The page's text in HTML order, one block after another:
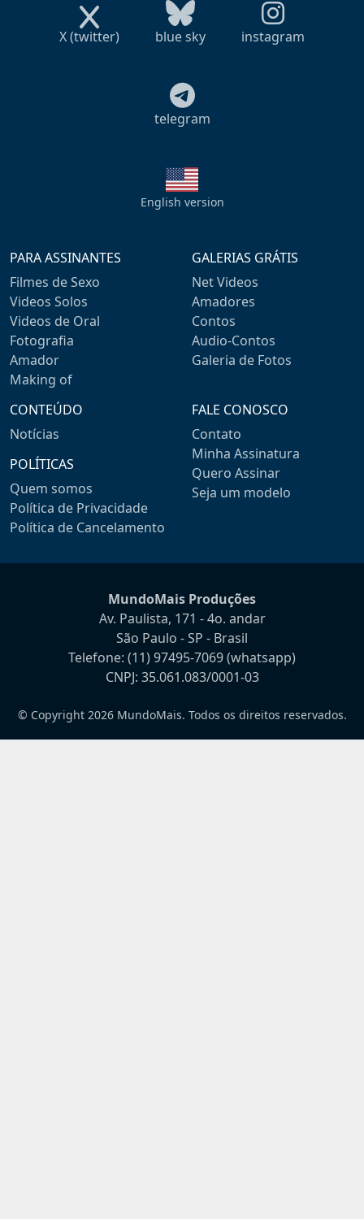
X (twitter) blue sky instagram
telegram
English version
PARA ASSINANTES
Filmes de Sexo
Videos Solos
Videos de Oral
Fotografia
Amador
Making of
GALERIAS GRÁTIS
Net Videos
Amadores
Contos
Audio-Contos
Galeria de Fotos
CONTEÚDO
Notícias
POLÍTICAS
Quem somos
Política de Privacidade
Política de Cancelamento
FALE CONOSCO
Contato
Minha Assinatura
Quero Assinar
Seja um modelo
MundoMais Produções
Av. Paulista, 171 - 4o. andar
São Paulo - SP - Brasil
Telefone: (11) 97495-7069(whatsapp)
CNPJ: 35.061.083/0001-03
© Copyright 2026 MundoMais. Todos os direitos reservados.